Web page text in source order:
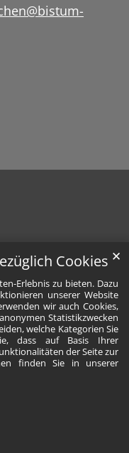
Cookies
Erlebnis zu bieten. Dazu
unserer Website
wir auch Cookies,
Statistikzwecken
welche Kategorien Sie
dass auf Basis Ihrer
der Seite zur
finden Sie in unserer
✕
YouTube